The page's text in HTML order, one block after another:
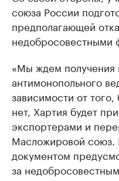
союза России
предполагающей
недобросовестными
«Мы ждем получения
антимонопольного
зависимости от
нет, Хартия будет
экспортерами и
Масложировой союз.
документом
за